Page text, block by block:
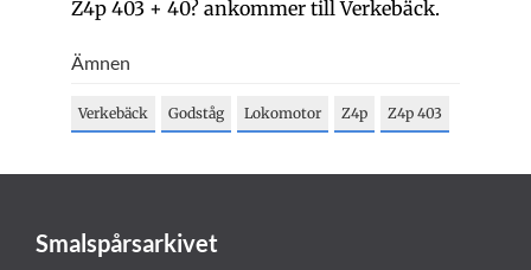
Z4p 403 + 40? ankommer till Verkebäck.
Ämnen
Verkebäck Godståg Lokomotor Z4p Z4p 403
Smalspårsarkivet